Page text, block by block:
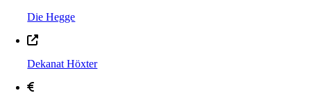
Die Hegge
Dekanat Höxter